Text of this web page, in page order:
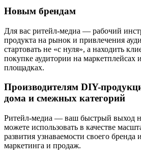
Новым брендам
Для вас ритейл-медиа — рабочий
продукта на рынок и привлечения
стартовать не «с нуля», а находить
покупке аудитории на маркетплейсах
площадках.
Производителям DIY-
дома и смежных категорий
Ритейл-медиа — ваш быстрый выход
можете использовать в качестве
развития узнаваемости своего
маркетинга и продаж.